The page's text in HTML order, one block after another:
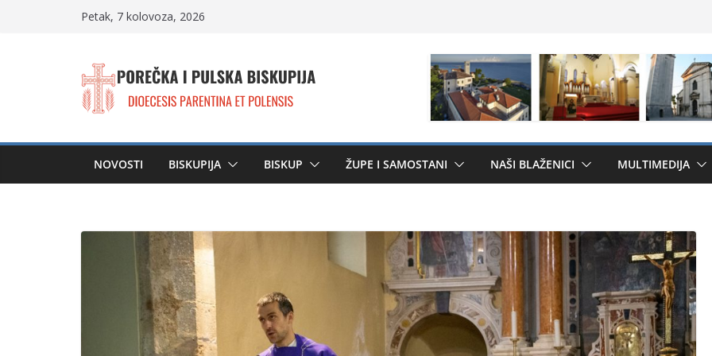
Petak, 7 kolovoza, 2026
NOVOSTI BISKUPIJA BISKUP ŽUPE I SAMOSTANI NAŠI BLAŽENICI MULTIMEDIJA